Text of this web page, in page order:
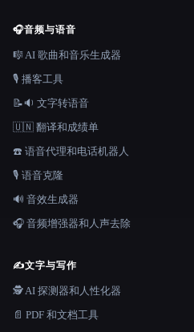
🎧音频与语音
🎼 AI 歌曲和音乐生成器
🎙️ 播客工具
📝🔉 文字转语音
🇺🇳 翻译和成绩单
☎️ 语音代理和电话机器人
🎙️ 语音克隆
🔊 音效生成器
🎧 音频增强器和人声去除
✍️文字与写作
🕵️ AI 探测器和人性化器
📄 PDF 和文档工具